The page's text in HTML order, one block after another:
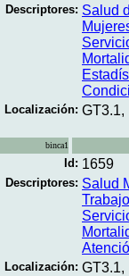
Descriptores: Salud
Localización: GT3.1,
binca1
Id: 1659
Descriptores: Salud
Localización: GT3.1,